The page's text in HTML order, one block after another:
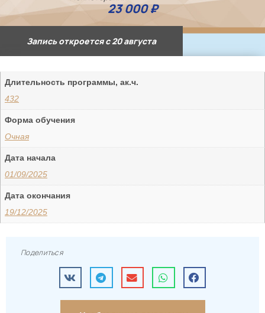
23 000₽
Запись откроется с 20 августа
Длительность программы, ак.ч.
432
Форма обучения
Очная
Дата начала
01/09/2025
Дата окончания
19/12/2025
Поделиться